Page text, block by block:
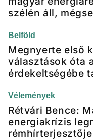
szélén áll,
Belföld
Megnyerte első
választások óta
érdekeltségébe
Vélemények
Rétvári Bence:
energiakrízis
rémhírterjesztője